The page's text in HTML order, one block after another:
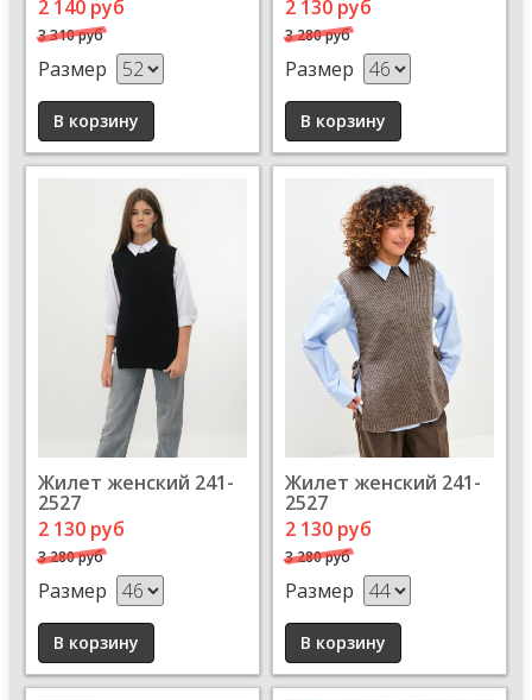
2 140 руб
3 310 руб
Размер
2 130 руб
3 280 руб
Размер
Жилет женский 241-
2527
2 130 руб
3 280 руб
Размер
Жилет женский 241-
2527
2 130 руб
3 280 руб
Размер